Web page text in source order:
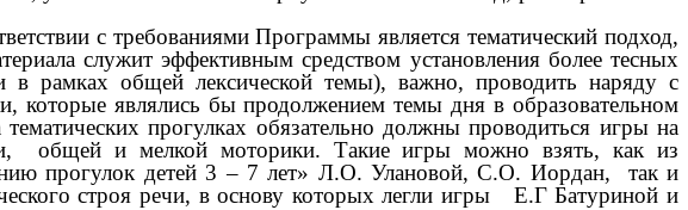
с требованиями Программы является тематический подход,
служит эффективным средством установления более тесных
в рамках общей лексической темы), важно, проводить наряду с
которые являлись бы продолжением темы дня в образовательном
прогулках обязательно должны проводиться игры на
общей и мелкой моторики. Такие игры можно взять, как из
прогулок детей 3 – 7 лет» Л.О. Улановой, С.О. Иордан, так и
строя речи, в основу которых легли игры Е.Г Батуриной и